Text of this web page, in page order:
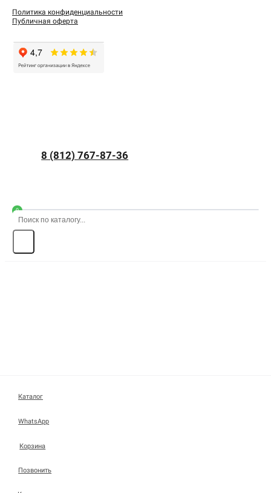
Каталог
WhatsApp
Корзина
Позвонить
Политика конфиденциальности
Публичная оферта
8 (812) 767-87-36
0